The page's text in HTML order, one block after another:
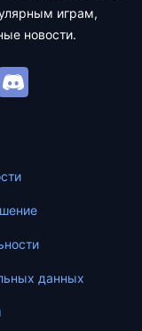
играм,
новости.
данных